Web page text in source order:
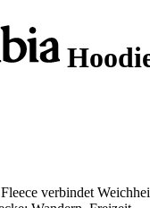
verbindet